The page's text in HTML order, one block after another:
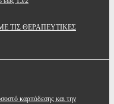
ΤΙΣ ΘΕΡΑΠΕΥΤΙΚΕΣ
καρπόδεσης και την